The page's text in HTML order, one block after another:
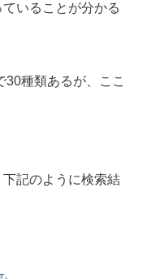
いることが分かる
種類あるが、ここ
記のように検索結